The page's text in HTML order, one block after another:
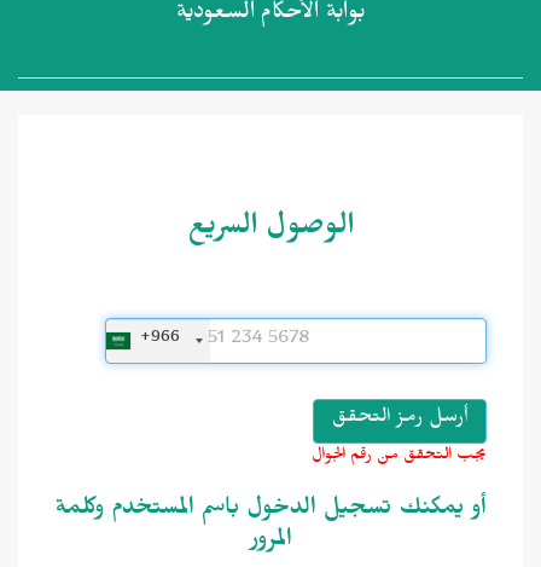
بوابة الأحكام السعودية
الوصول السريع
+966
يجب التحقق من رقم الجوال
أو يمكنك تسجيل الدخول باسم المستخدم وكلمة
المرور